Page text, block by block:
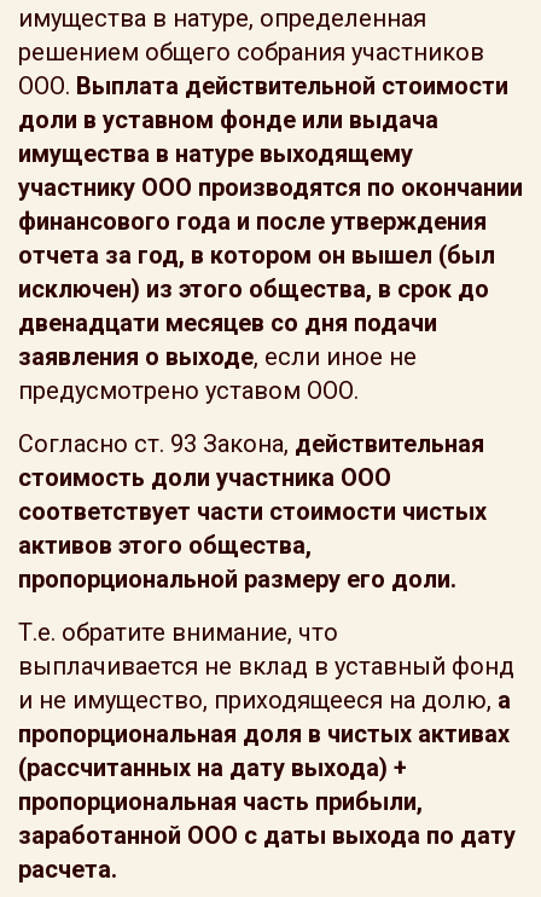
имущества в натуре, определенная
решением общего собрания участников
ООО. Выплата действительной стоимости
доли в уставном фонде или выдача
имущества в натуре выходящему
участнику ООО производятся по окончании
финансового года и после утверждения
отчета за год, в котором он вышел (был
исключен) из этого общества, в срок до
двенадцати месяцев со дня подачи
заявления о выходе, если иное не
предусмотрено уставом ООО.
Согласно ст. 93 Закона, действительная
стоимость доли участника ООО
соответствует части стоимости чистых
активов этого общества,
пропорциональной размеру его доли.
Т.е. обратите внимание, что
выплачивается не вклад в уставный фонд
и не имущество, приходящееся на долю, а
пропорциональная доля в чистых активах
(рассчитанных на дату выхода) +
пропорциональная часть прибыли,
заработанной ООО с даты выхода по дату
расчета.